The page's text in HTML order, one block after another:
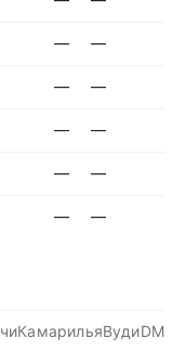
— —
—
—
—
—
— —
— —
КамарильяВудиDM